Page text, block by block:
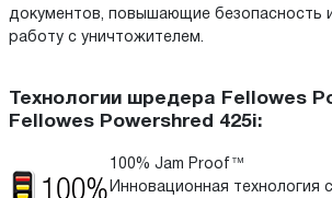
документов, повышающие безопасность
работу с уничтожителем.
Технологии шредера Fellowes
Fellowes Powershred 425i:
100% Jam Proof™
Инновационная технология